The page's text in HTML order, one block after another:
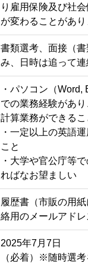
り雇用保険及び社
が変わることがあり
書類選考、面接（
み、日時は追って連
・パソコン（Word,
での業務経験があ
計算業務ができるこ
・一定以上の英語
こと
・大学や官公庁等
ればなお望ましい
履歴書（市販の用
絡用のメールアドレ
2025年7月7日
（必着）※随時選